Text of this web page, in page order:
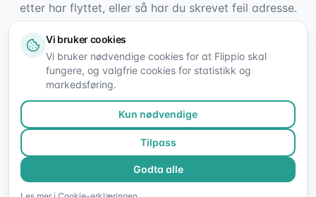
etter har flyttet, eller så har du skrevet feil adresse.
Tilbake til forsiden
Se auksjoner
Vi bruker cookies
Vi bruker nødvendige cookies for at Flippio skal
fungere, og valgfrie cookies for statistikk og
markedsføring.
Kun nødvendige
Tilpass
Godta alle